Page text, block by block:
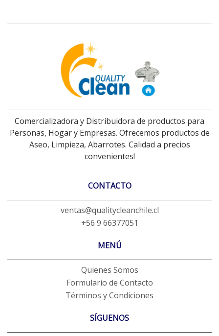
Comercializadora y Distribuidora de productos para
Personas, Hogar y Empresas. Ofrecemos productos de
Aseo, Limpieza, Abarrotes. Calidad a precios
convenientes!
CONTACTO
ventas@qualitycleanchile.cl
+56 9 66377051
MENÚ
Quienes Somos
Formulario de Contacto
Términos y Condiciones
SÍGUENOS